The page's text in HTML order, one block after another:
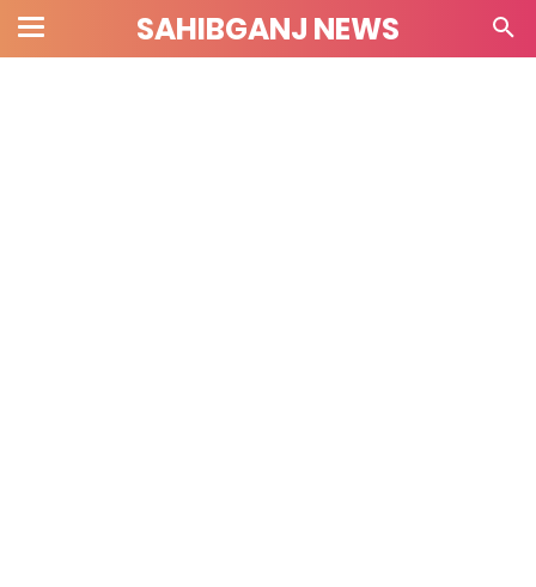
SAHIBGANJ NEWS